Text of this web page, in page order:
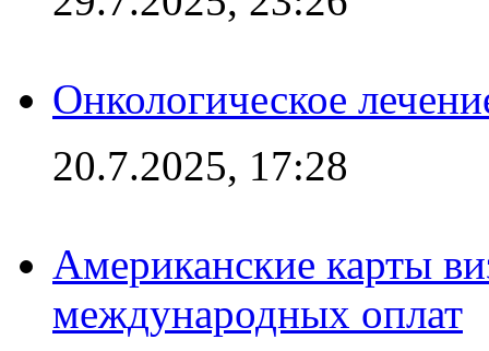
Онкологическое
20.7.2025, 17:28
Американские карты
международных оплат